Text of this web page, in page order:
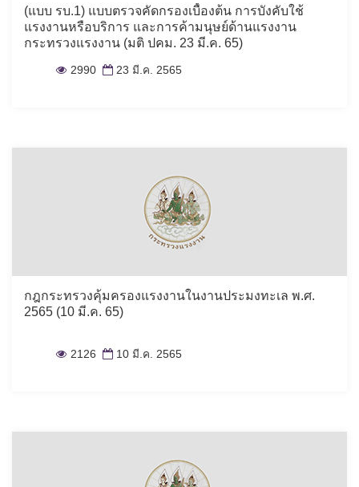
(แบบ รบ.1) แบบตรวจคัดกรองเบื้องต้น การบังคับใช้
แรงงานหรือบริการ และการค้ามนุษย์ด้านแรงงาน
กระทรวงแรงงาน (มติ ปคม. 23 มี.ค. 65)
2990 23 มี.ค. 2565
กฎกระทรวงคุ้มครองแรงงานในงานประมงทะเล พ.ศ.
2565 (10 มี.ค. 65)
2126 10 มี.ค. 2565